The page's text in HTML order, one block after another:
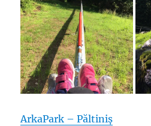
ArkaPark – Păltiniș